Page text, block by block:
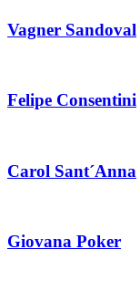
Vagner Sandoval
Felipe Consentini
Carol Sant´Anna
Giovana Poker